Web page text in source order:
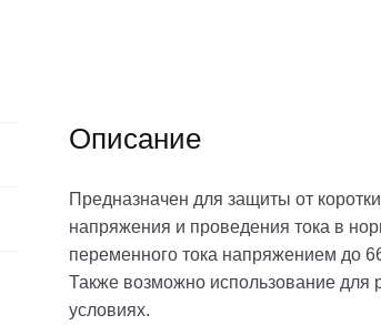
Описание
Предназначен для защиты от
напряжения и проведения тока в
переменного тока напряжением до
Также возможно использование для
условиях.